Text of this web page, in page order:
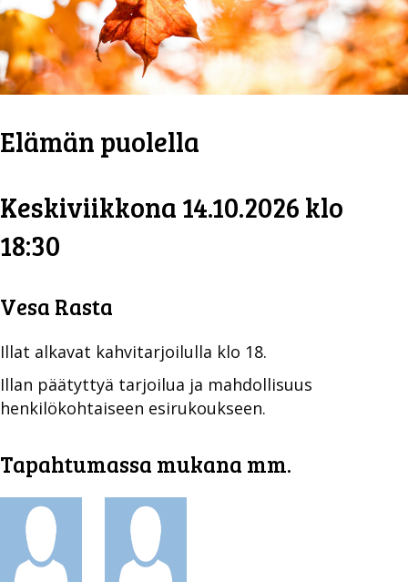
Elämän puolella
Keskiviikkona 14.10.2026 klo
18:30
Vesa Rasta
Illat alkavat kahvitarjoilulla klo 18.
Illan päätyttyä tarjoilua ja mahdollisuus
henkilökohtaiseen esirukoukseen.
Tapahtumassa mukana mm.